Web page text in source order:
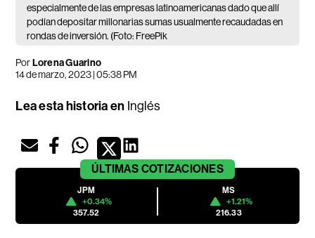
especialmente de las empresas latinoamericanas dado que allí
podían depositar millonarias sumas usualmente recaudadas en
rondas de inversión. (Foto: FreePik
PorLorena Guarino
14 de marzo, 2023 | 05:38 PM
Lea esta historia en Inglés
ÚLTIMAS COTIZACIONES
JPM
+0.34%
357.52
MS
+1.21%
216.33